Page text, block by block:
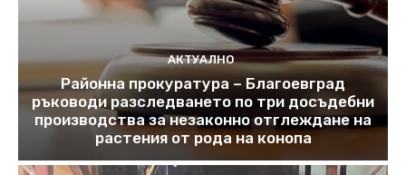
АКТУАЛНО
Районна прокуратура – Благоевград
ръководи разследването по три досъдебни
производства за незаконно отглеждане на
растения от рода на конопа